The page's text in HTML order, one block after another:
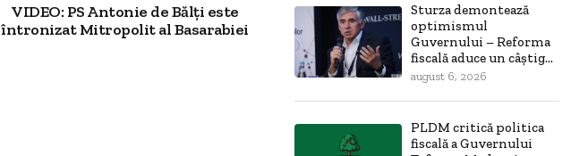
VIDEO: PS Antonie de Bălți este
întronizat Mitropolit al Basarabiei
Sturza demontează
optimismul
Guvernului – Reforma
fiscală aduce un câștig...
august 6, 2026
PLDM critică politica
fiscală a Guvernului